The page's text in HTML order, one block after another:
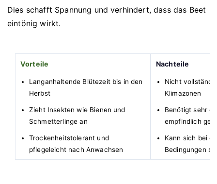
Dies schafft Spannung und verhindert, dass das Beet
eintönig wirkt.
Vorteile
Langanhaltende Blütezeit bis in den
Herbst
Zieht Insekten wie Bienen und
Schmetterlinge an
Trockenheitstolerant und
pflegeleicht nach Anwachsen
Nachteile
Nicht
Klimazonen
Benötigt sehr
empfindlich
Kann sich bei
Bedingungen